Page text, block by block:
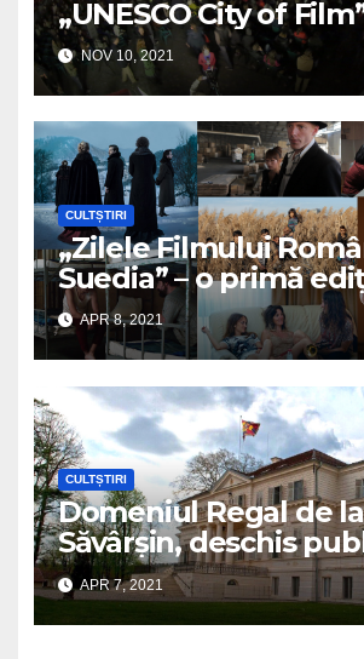
„UNESCO City of
NOV 10, 2021
CULTȘTIRI
„Zilele Filmului
Suedia” – o primă
online
APR 8, 2021
CULTȘTIRI
Domeniul Regal de la
Săvârșin, deschis
de la 1 mai
APR 7, 2021